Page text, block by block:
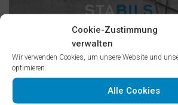
Cookie-Zustimmung
verwalten
Wir verwenden Cookies, um unsere Website und
optimieren.
Alle Cookies